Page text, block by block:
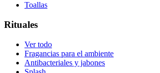
Toallas
Rituales
Ver todo
Fragancias para el ambiente
Antibacteriales y jabones